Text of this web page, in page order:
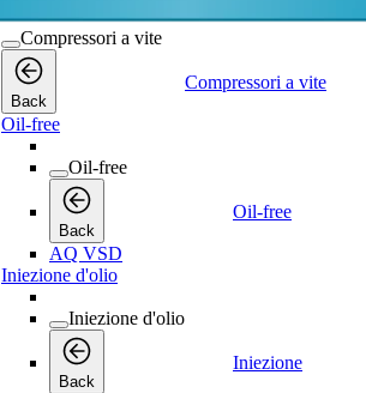
Compressori a vite
Back
Compressori a vite
Oil-free
Oil-free
Back
Oil-free
AQ VSD
Iniezione d'olio
Iniezione d'olio
Back
Iniezione